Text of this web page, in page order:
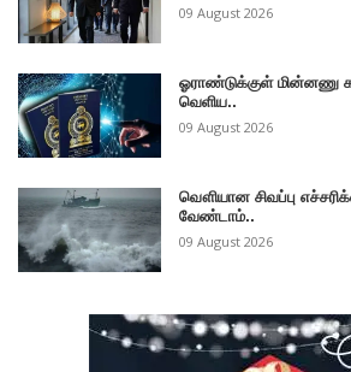
09 August 2026
ஓராண்டுக்குள் மின்னணு
வெளிய..
09 August 2026
வௌியான சிவப்பு
வேண்டாம்..
09 August 2026